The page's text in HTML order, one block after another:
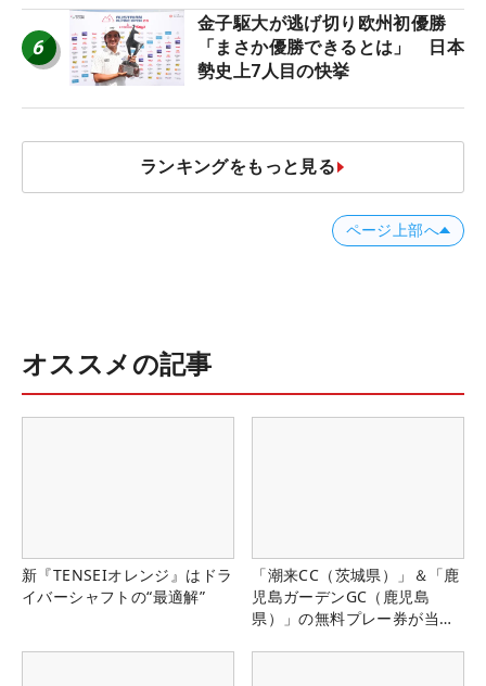
6
金子駆大が逃げ切り欧州初優勝
「まさか優勝できるとは」 日本
勢史上7人目の快挙
ランキングをもっと見る
ページ上部へ
オススメの記事
新『TENSEIオレンジ』はドラ
イバーシャフトの“最適解”
「潮来CC（茨城県）」＆「鹿
児島ガーデンGC（鹿児島
県）」の無料プレー券が当た